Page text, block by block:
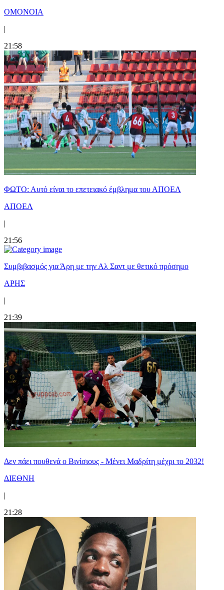
ΟΜΟΝΟΙΑ
|
21:58
ΦΩΤΟ: Αυτό είναι το επετειακό έμβλημα του ΑΠΟΕΛ
ΑΠΟΕΛ
|
21:56
Συμβιβασμός για Άρη με την Αλ Σαντ με θετικό πρόσημο
ΑΡΗΣ
|
21:39
Δεν πάει πουθενά ο Βινίσιους - Μένει Μαδρίτη μέχρι το 2032!
ΔΙΕΘΝΗ
|
21:28